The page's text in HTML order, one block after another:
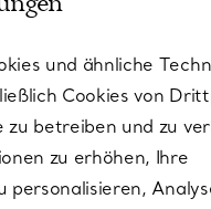
und ähnliche
Cookies von
zu betreiben und zu
zu erhöhen, Ihre
personalisieren,